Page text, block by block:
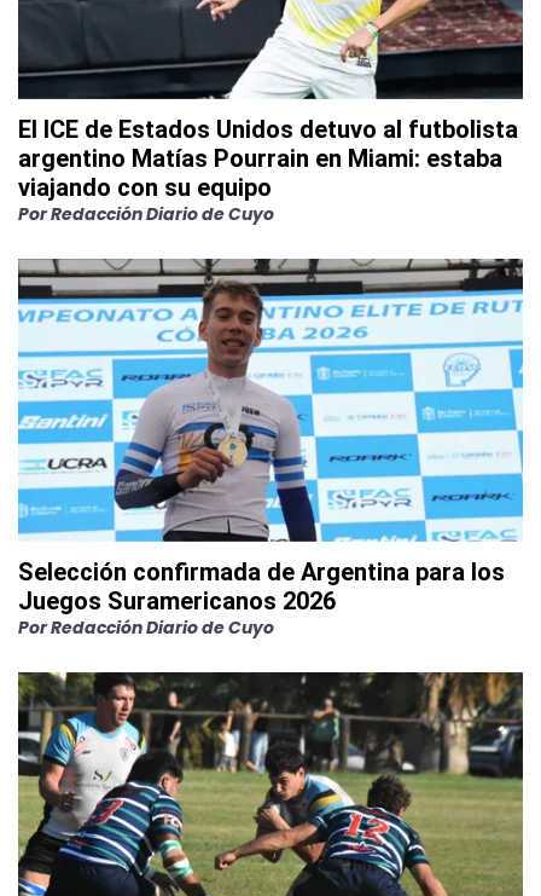
El ICE de Estados Unidos detuvo al futbolista
argentino Matías Pourrain en Miami: estaba
viajando con su equipo
PorRedacción Diario de Cuyo
Selección confirmada de Argentina para los
Juegos Suramericanos 2026
PorRedacción Diario de Cuyo